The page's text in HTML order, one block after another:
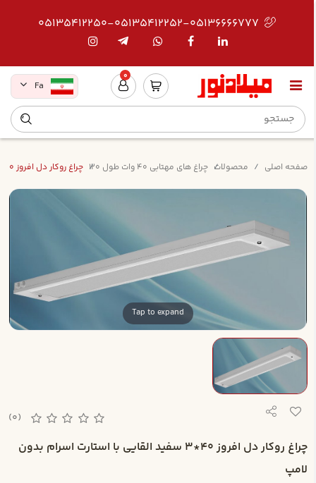
05135412250-05135412252-05136666777
0
Fa
صفحه اصلی محصولات چراغ های مهتابی 40 وات طول 120 چراغ روکار دل افروز 40*3 سفيد القايي با استارت اسرام بدون لامپ
Tap to expand
(0)
چراغ روکار دل افروز 40*3 سفيد القايي با استارت اسرام بدون
لامپ